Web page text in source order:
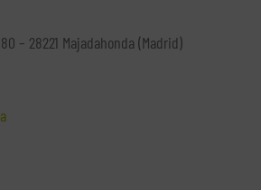
– 28221 Majadahonda (Madrid)